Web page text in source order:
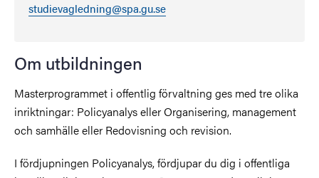
studievagledning@spa.gu.se
Om utbildningen
Masterprogrammet i offentlig förvaltning ges med tre olika
inriktningar: Policyanalys eller Organisering, management
och samhälle eller Redovisning och revision.
I fördjupningen Policyanalys, fördjupar du dig i offentliga